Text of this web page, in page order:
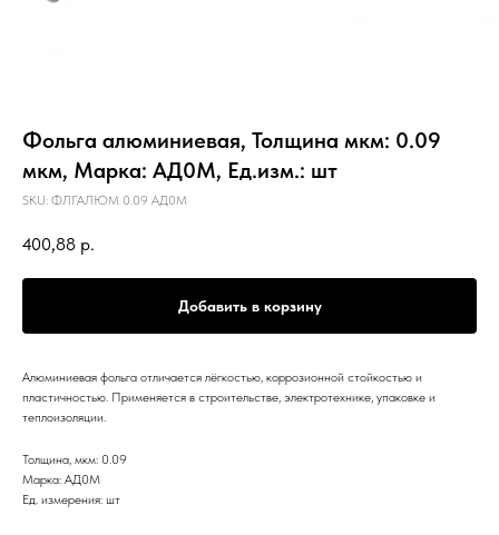
Фольга алюминиевая, Толщина мкм: 0.09
мкм, Марка: АД0М, Ед.изм.: шт
SKU: ФЛГАЛЮМ 0.09 АД0М
400,88 р.
Добавить в корзину
Алюминиевая фольга отличается лёгкостью, коррозионной стойкостью и
пластичностью. Применяется в строительстве, электротехнике, упаковке и
теплоизоляции.
Толщина, мкм: 0.09
Марка: АД0М
Ед. измерения: шт